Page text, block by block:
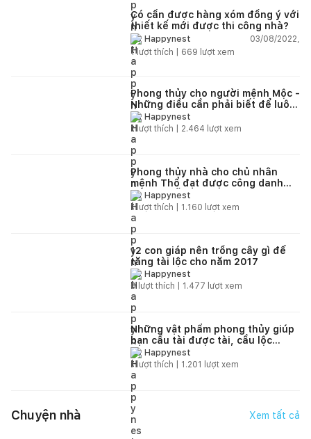
Có cần được hàng xóm đồng ý với
thiết kế mới được thi công nhà?
Happynest
03/08/2022,
1lượt thích | 669 lượt xem
Phong thủy cho người mệnh Mộc -
Những điều cần phải biết để luôn
hưng vượng
Happynest
1lượt thích | 2.464 lượt xem
Phong thủy nhà cho chủ nhân
mệnh Thổ đạt được công danh
tiền tài dễ dàng
Happynest
1lượt thích | 1.160 lượt xem
12 con giáp nên trồng cây gì để
tăng tài lộc cho năm 2017
Happynest
0 lượt thích | 1.477 lượt xem
Những vật phẩm phong thủy giúp
bạn cầu tài được tài, cầu lộc
được lộc trong năm Đinh Dậu
Happynest
1lượt thích | 1.201 lượt xem
Chuyện nhà Xem tất cả